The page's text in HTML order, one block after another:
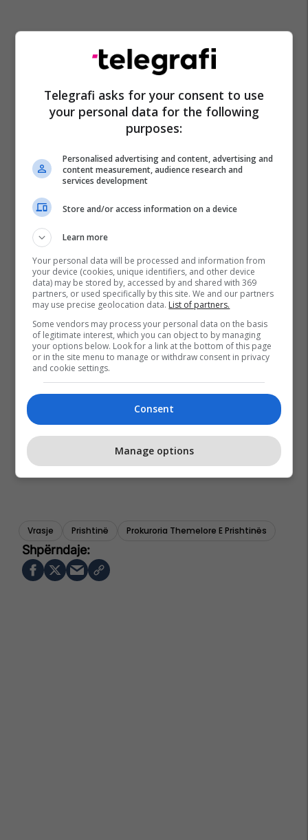
Vrasje Prishtinë Prokuroria Themelore E Prishtinës
Telegrafi asks for your consent to use
your personal data for the following
purposes:
Personalised advertising and content, advertising and
content measurement, audience research and
services development
Store and/or access information on a device
Learn more
Your personal data will be processed and information from
your device (cookies, unique identifiers, and other device
data) may be stored by, accessed by and shared with 369
partners, or used specifically by this site. We and our partners
may use precise geolocation data. List of partners.
Some vendors may process your personal data on the basis
of legitimate interest, which you can object to by managing
your options below. Look for a link at the bottom of this page
or in the site menu to manage or withdraw consent in privacy
and cookie settings.
Consent
Manage options